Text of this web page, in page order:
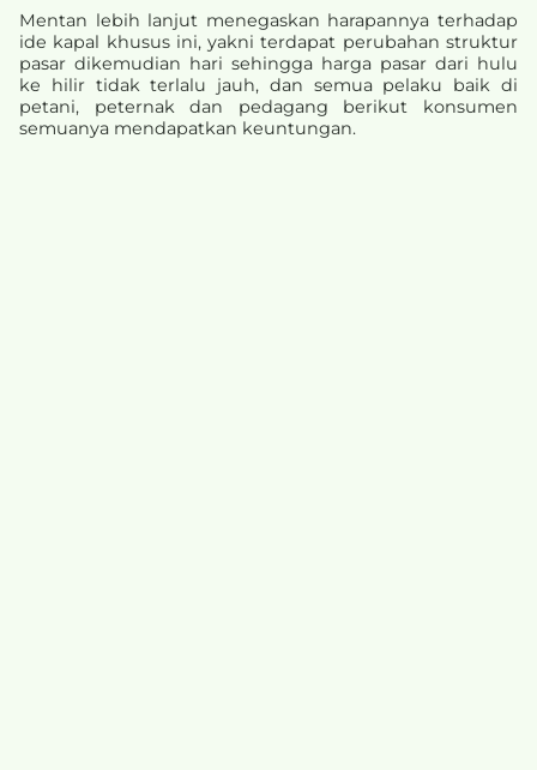
Mentan lebih lanjut menegaskan harapannya terhadap
ide kapal khusus ini, yakni terdapat perubahan struktur
pasar dikemudian hari sehingga harga pasar dari hulu
ke hilir tidak terlalu jauh, dan semua pelaku baik di
petani, peternak dan pedagang berikut konsumen
semuanya mendapatkan keuntungan.